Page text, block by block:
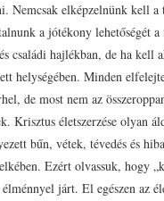
Nemcsak elképzelnünk kell a
a jótékony lehetőségét a
családi hajlékban, de ha kell
helységében. Minden
de most nem az
Krisztus életszerzése olyan
bűn, vétek, tévedés és
Ezért olvassuk, hogy
járt. El egészen az